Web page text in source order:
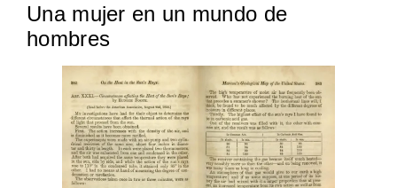
Una mujer en un mundo de
hombres